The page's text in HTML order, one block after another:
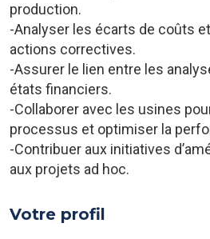
production.
-Analyser les écarts de coûts
actions correctives.
-Assurer le lien entre les
états financiers.
-Collaborer avec les usines
processus et optimiser la
-Contribuer aux initiatives
aux projets ad hoc.
Votre profil